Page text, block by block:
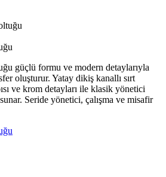
güçlü formu ve modern detaylarıyla
oluşturur. Yatay dikiş kanallı sırt
ve krom detayları ile klasik yönetici
Seride yönetici, çalışma ve misafir